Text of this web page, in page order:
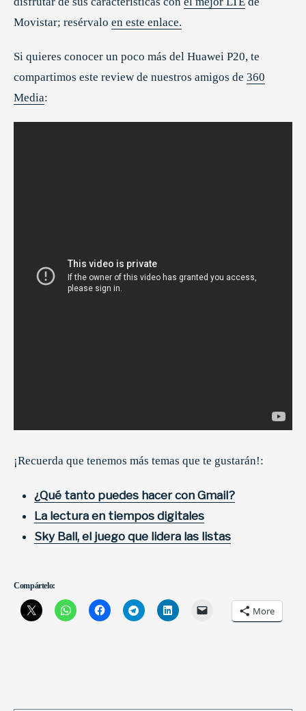
Movistar; resérvalo en este enlace.
Si quieres conocer un poco más del Huawei P20, te
compartimos este review de nuestros amigos de 360
Media:
¡Recuerda que tenemos más temas que te gustarán!:
¿Qué tanto puedes hacer con Gmail?
La lectura en tiempos digitales
Sky Ball, el juego que lidera las listas
Compártelo:
More